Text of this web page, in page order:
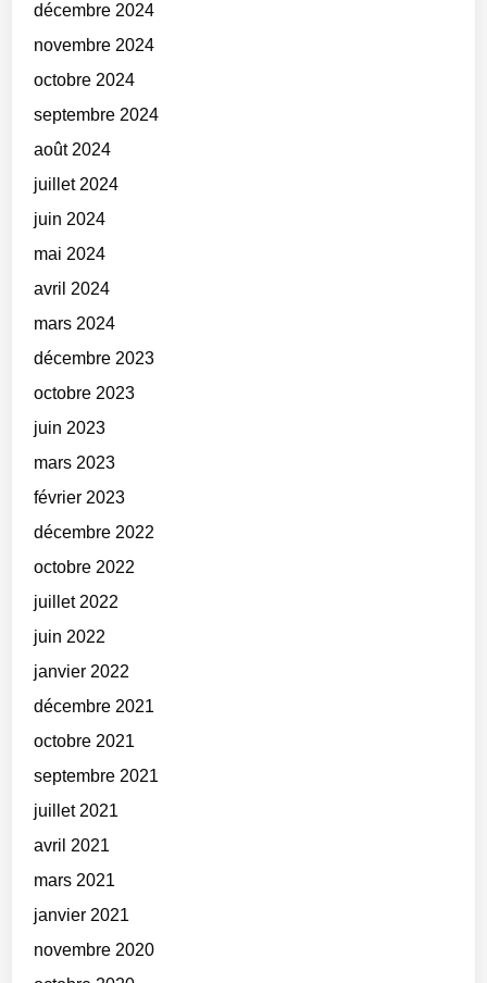
décembre 2024
novembre 2024
octobre 2024
septembre 2024
août 2024
juillet 2024
juin 2024
mai 2024
avril 2024
mars 2024
décembre 2023
octobre 2023
juin 2023
mars 2023
février 2023
décembre 2022
octobre 2022
juillet 2022
juin 2022
janvier 2022
décembre 2021
octobre 2021
septembre 2021
juillet 2021
avril 2021
mars 2021
janvier 2021
novembre 2020